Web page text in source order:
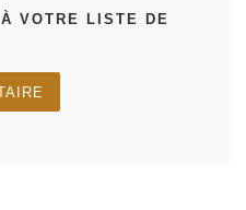
VOTRE LISTE DE